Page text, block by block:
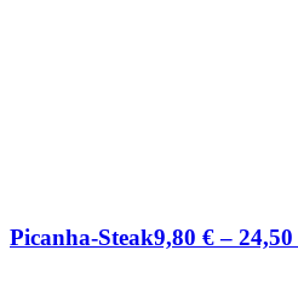
Picanha-Steak9,80 €– 24,50